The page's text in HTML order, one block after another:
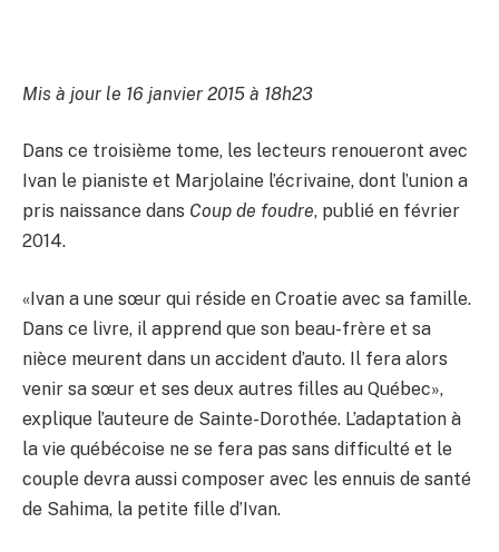
Mis à jour le 16 janvier 2015 à 18h23
Dans ce troisième tome, les lecteurs renoueront avec
Ivan le pianiste et Marjolaine l’écrivaine, dont l’union a
pris naissance dans Coup de foudre, publié en février
2014.
«Ivan a une sœur qui réside en Croatie avec sa famille.
Dans ce livre, il apprend que son beau-frère et sa
nièce meurent dans un accident d’auto. Il fera alors
venir sa sœur et ses deux autres filles au Québec»,
explique l’auteure de Sainte-Dorothée. L’adaptation à
la vie québécoise ne se fera pas sans difficulté et le
couple devra aussi composer avec les ennuis de santé
de Sahima, la petite fille d’Ivan.